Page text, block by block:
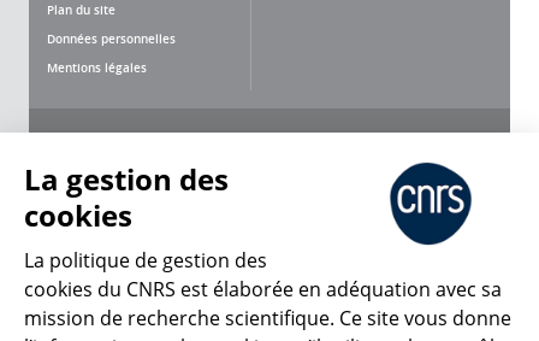
Plan du site
Données personnelles
Mentions légales
CNRS Le Mag
La gestion des
cookies
La politique de gestion des
cookies du CNRS est élaborée en adéquation avec sa
mission de recherche scientifique. Ce site vous donne